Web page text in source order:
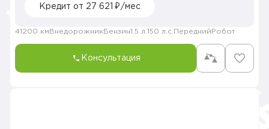
Кредит от 27 621 ₽/мес
41200 км Внедорожник Бензин1.5 л. 150 л.с. Передний Робот
Консультация